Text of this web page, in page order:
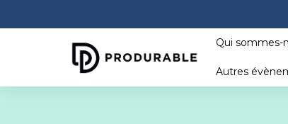
Qui sommes-
Autres